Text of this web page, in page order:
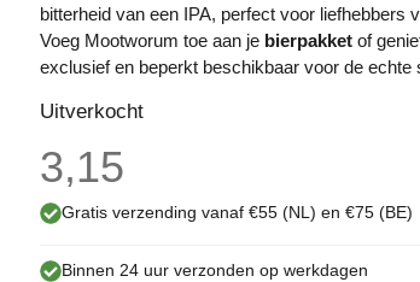
bitterheid van een IPA, perfect voor liefhebbers
Voeg Mootworum toe aan je bierpakketof
exclusief en beperkt beschikbaar voor de echte
Uitverkocht
3,15
Gratis verzending vanaf €55 (NL) en €75 (BE)
Binnen 24 uur verzonden op werkdagen